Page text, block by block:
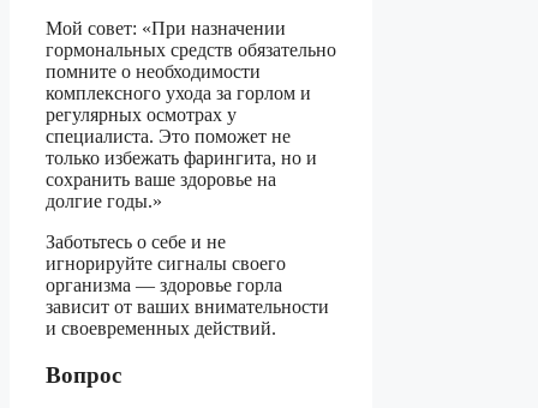
Мой совет: «При назначении
гормональных средств обязательно
помните о необходимости
комплексного ухода за горлом и
регулярных осмотрах у
специалиста. Это поможет не
только избежать фарингита, но и
сохранить ваше здоровье на
долгие годы.»
Заботьтесь о себе и не
игнорируйте сигналы своего
организма — здоровье горла
зависит от ваших внимательности
и своевременных действий.
Вопрос